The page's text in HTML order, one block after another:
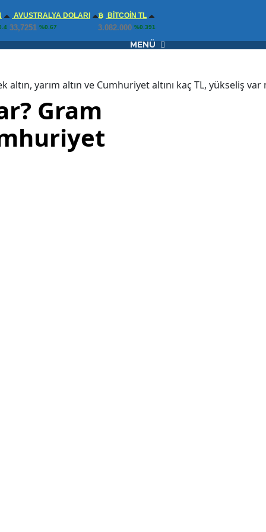
AVUSTRALYA DOLARI
33,7251 %0.67
BITCOIN TL
3.082.000 %0.391
MENÜ
yarım altın ve Cumhuriyet altını kaç TL, yükseliş var
Gram